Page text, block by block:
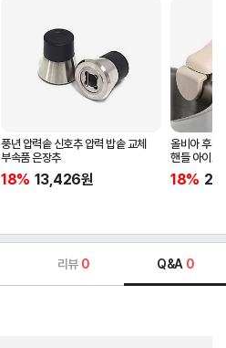
풍년 압력솥 신호추 압력 밥솥 교체
부속품 은장추
18% 13,426원
올비아 후라
핸들 아이보
18%
리뷰 0 Q&A 0